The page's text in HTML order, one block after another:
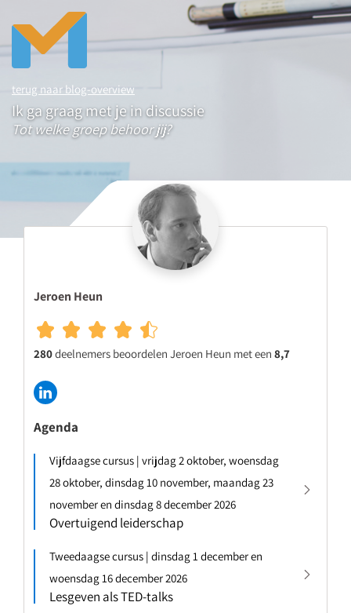
terug naar blog-overview
Ik ga graag met je in discussie
Tot welke groep behoor jij?
Jeroen Heun
280deelnemers beoordelen Jeroen Heun met een 8,7
Agenda
Vijfdaagse cursus | vrijdag 2 oktober, woensdag
28 oktober, dinsdag 10 november, maandag 23
november en dinsdag 8 december 2026
Overtuigend leiderschap
Tweedaagse cursus | dinsdag 1 december en
woensdag 16 december 2026
Lesgeven als TED-talks